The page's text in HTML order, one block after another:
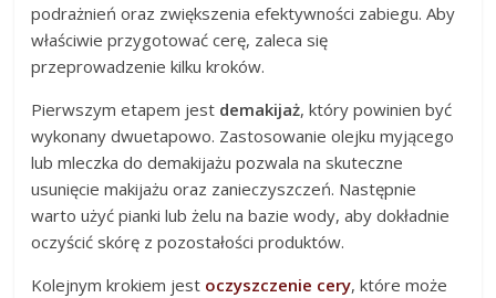
podrażnień oraz zwiększenia efektywności zabiegu. Aby
właściwie przygotować cerę, zaleca się
przeprowadzenie kilku kroków.
Pierwszym etapem jest demakijaż, który powinien być
wykonany dwuetapowo. Zastosowanie olejku myjącego
lub mleczka do demakijażu pozwala na skuteczne
usunięcie makijażu oraz zanieczyszczeń. Następnie
warto użyć pianki lub żelu na bazie wody, aby dokładnie
oczyścić skórę z pozostałości produktów.
Kolejnym krokiem jest oczyszczenie cery, które może